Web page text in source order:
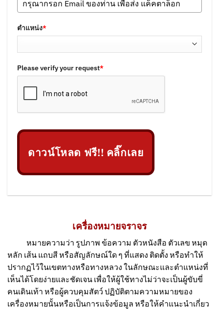
ตำแหน่ง*
Please verify your request*
ดาวน์โหลด ฟรี!! คลิ๊กเลย
เครื่องหมายจราจร
หมายความว่า รูปภาพ ข้อความ ตัวหนังสือ ตัวเลข หมุด
หลัก เส้น แถบสี หรือสัญลักษณ์ใด ๆ ที่แสดง ติดตั้ง หรือทําให้
ปรากฏไว้ในเขตทางหรือทางหลวง ในลักษณะและตําแหน่งที่
เห็นได้โดยง่ายและชัดเจน เพื่อให้ผู้ใช้ทางไม่ว่าจะเป็นผู้ขับขี่
คนเดินเท้า หรือผู้ควบคุมสัตว์ ปฏิบัติตามความหมายของ
เครื่องหมายนั้นหรือเป็นการแจ้งข้อมูล หรือให้คําแนะนําเกี่ยว